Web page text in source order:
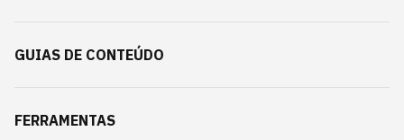
GUIAS DE CONTEÚDO
FERRAMENTAS